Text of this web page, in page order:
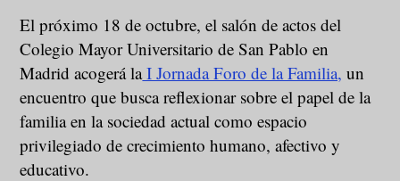
El próximo 18 de octubre, el salón de actos del
Colegio Mayor Universitario de San Pablo en
Madrid acogerá laI Jornada Foro de la Familia, un
encuentro que busca reflexionar sobre el papel de la
familia en la sociedad actual como espacio
privilegiado de crecimiento humano, afectivo y
educativo.